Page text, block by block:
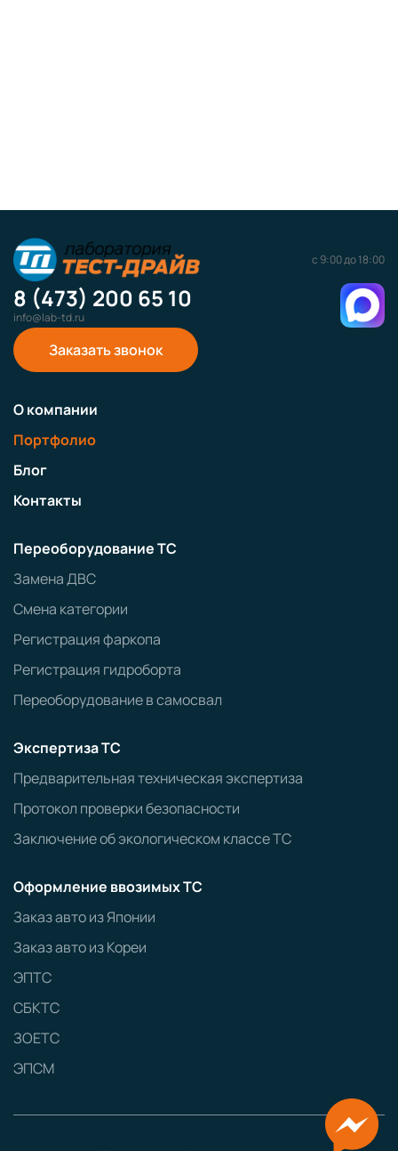
с 9:00 до 18:00
8 (473) 200 65 10
info@lab-td.ru
Заказать звонок
О компании
Портфолио
Блог
Контакты
Переоборудование ТС
Замена ДВС
Смена категории
Регистрация фаркопа
Регистрация гидроборта
Переоборудование в самосвал
Экспертиза ТС
Предварительная техническая экспертиза
Протокол проверки безопасности
Заключение об экологическом классе ТС
Оформление ввозимых ТС
Заказ авто из Японии
Заказ авто из Кореи
ЭПТС
СБКТС
ЗОЕТС
ЭПСМ